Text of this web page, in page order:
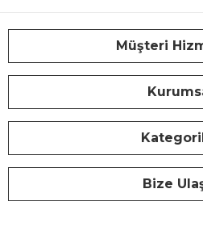
Müşteri
Bize